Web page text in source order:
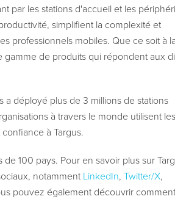
par les stations d'accueil et les
simplifient la complexité et
professionnels mobiles. Que ce soit à la
de produits qui répondent aux
a déployé plus de 3 millions de stations
à travers le monde utilisent les
à Targus.
100 pays. Pour en savoir plus sur
notamment LinkedIn, Twitter/X,
pouvez également découvrir comment